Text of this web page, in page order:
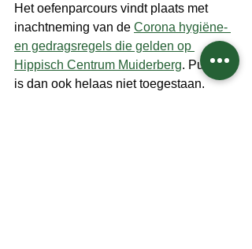
Het oefenparcours vindt plaats met
inachtneming van de Corona hygiëne-
en gedragsregels die gelden op
Hippisch Centrum Muiderberg. Publiek
is dan ook helaas niet toegestaan.